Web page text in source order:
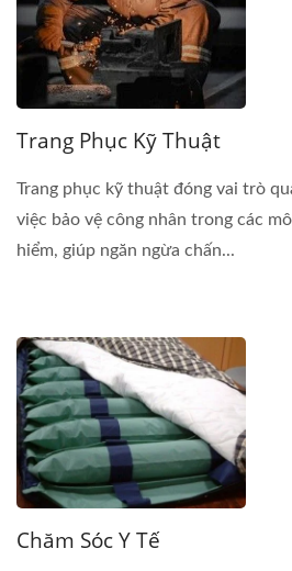
Trang Phục Kỹ Thuật
Trang phục kỹ thuật đóng vai trò
việc bảo vệ công nhân trong các
hiểm, giúp ngăn ngừa chấn...
Chăm Sóc Y Tế